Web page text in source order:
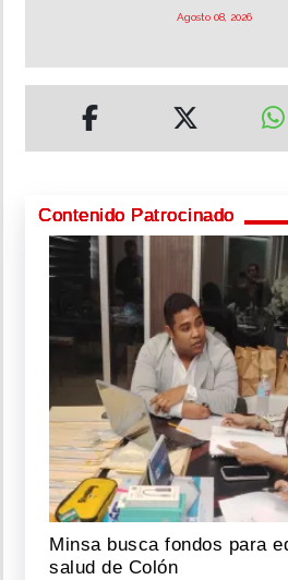
Agosto 08, 2026
Contenido Patrocinado
Minsa busca fondos para
salud de Colón